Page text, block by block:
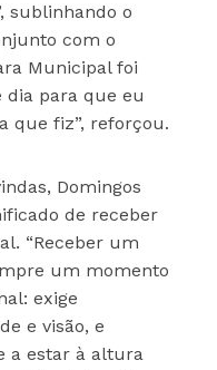
sublinhando o
com o
Municipal foi
dia para que eu
que fiz”, reforçou.
Domingos
de receber
“Receber um
um momento
exige
e visão, e
a estar à altura